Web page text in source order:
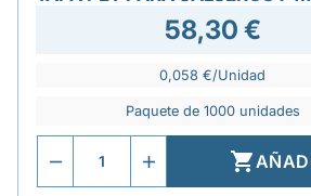
58,30 €
0,058 €/Unidad
Paquete de 1000 unidades
